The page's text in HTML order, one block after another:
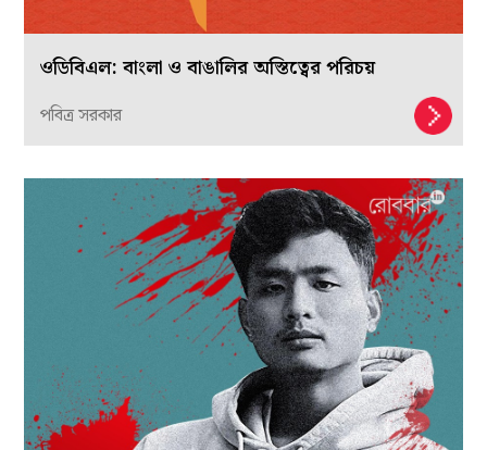
ওডিবিএল: বাংলা ও বাঙালির অস্তিত্বের পরিচয়
পবিত্র সরকার